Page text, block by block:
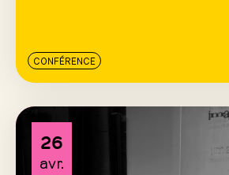
CONFÉRENCE
26
avr.